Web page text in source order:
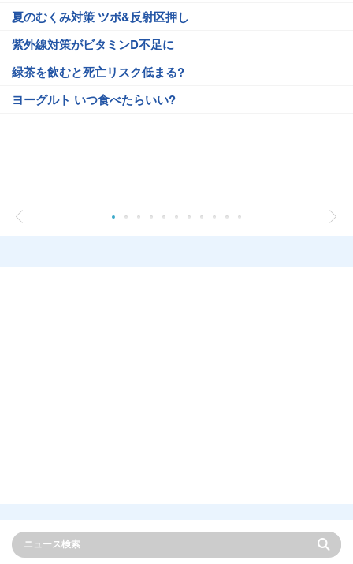
夏のむくみ対策 ツボ&反射区押し
紫外線対策がビタミンD不足に
緑茶を飲むと死亡リスク低まる?
ヨーグルト いつ食べたらいい?